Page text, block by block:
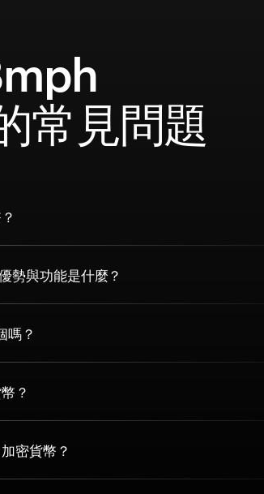
常見問題
勢與功能是什麼？
嗎？
？
密貨幣？